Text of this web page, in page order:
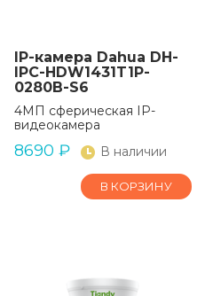
IP-камера Dahua DH-
IPC-HDW1431T1P-
0280B-S6
4МП сферическая IP-
видеокамера
8690 ₽ В наличии
В КОРЗИНУ